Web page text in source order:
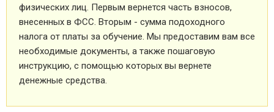
физических лиц. Первым вернется часть взносов,
внесенных в ФСС. Вторым - сумма подоходного
налога от платы за обучение. Мы предоставим вам все
необходимые документы, а также пошаговую
инструкцию, с помощью которых вы вернете
денежные средства.